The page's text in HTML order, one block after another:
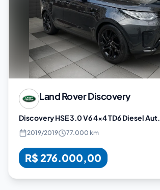
Land RoverDiscovery
Discovery HSE 3.0 V6 4x4 TD6 Diesel Aut.
2019/2019 77.000 km
R$ 276.000,00